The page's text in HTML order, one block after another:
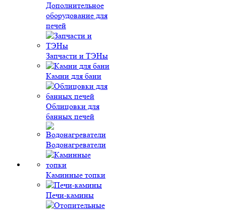
Дополнительное
оборудование для
печей
Запчасти и ТЭНы
Камни для бани
Облицовки для
банных печей
Водонагреватели
Каминные топки
Печи-камины